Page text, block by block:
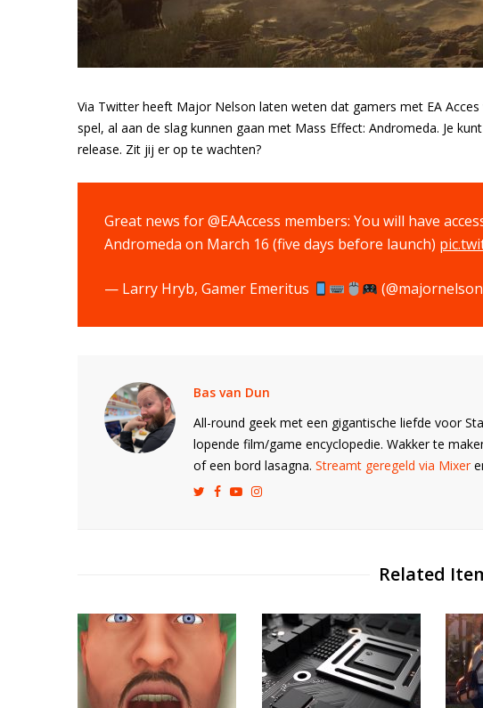
Via Twitter heeft Major Nelson laten weten dat gamers met EA
spel, al aan de slag kunnen gaan met Mass Effect: Andromeda. Je
release. Zit jij er op te wachten?
Great news for @EAAccess members: You will have
Andromeda on March 16 (five days before launch)
— Larry Hryb, Gamer Emeritus
Bas van Dun
All-round geek met een gigantische liefde voor
lopende film/game encyclopedie. Wakker te
of een bord lasagna. Streamt geregeld via Mixer
Related